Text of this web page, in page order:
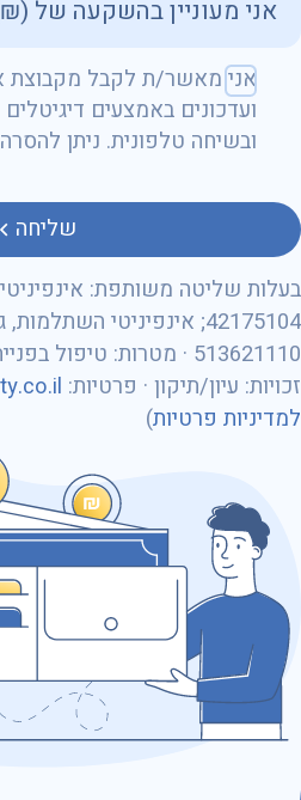
שם מלא
טלפון
מספר ת״ז
כתובת דוא״ל
נושא הפנייה
אני מאשר/ת לקבל מקבוצת
ובשיחה טלפונית. ניתן
שליחה
בעלות שליטה משותפת:
42175104; אינפיניטי
513621110 · מטרות:
זכויות: עיון/תיקון · פרטיות:
למדיניות פרטיות)